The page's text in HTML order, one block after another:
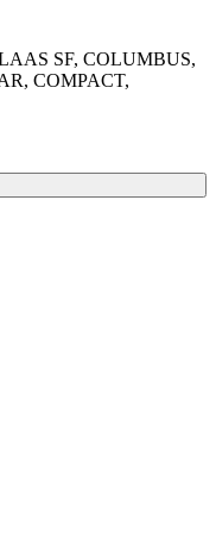
SF, COLUMBUS,
COMPACT,